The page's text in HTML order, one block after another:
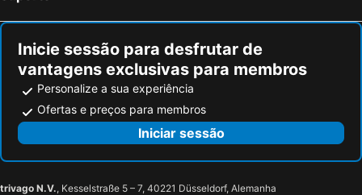
Inicie sessão para desfrutar de
vantagens exclusivas para membros
Personalize a sua experiência
Ofertas e preços para membros
Iniciar sessão
trivago N.V., Kesselstraße 5 – 7, 40221 Düsseldorf, Alemanha